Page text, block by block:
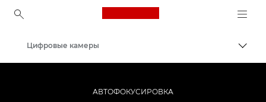
Canon Logo, back to
Цифровые камеры
АВТОФОКУСИРОВКА